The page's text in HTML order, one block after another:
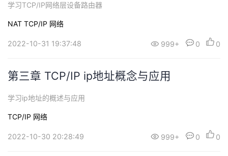
课
的
我
验
收
藏
术
支
云
声
议
学习TCP/IP网络层设备路由器
NAT TCP/IP 网络
2022-10-31 19:37:48 999+ 0 0
第三章 TCP/IP ip地址概念与应用
学习ip地址的概述与应用
TCP/IP 网络
2022-10-30 20:28:49 999+ 0 0